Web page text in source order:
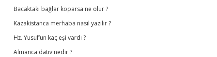
Bacaktaki bağlar koparsa ne olur ?
Kazakistanca merhaba nasıl yazılır ?
Hz. Yusuf’un kaç eşi vardı ?
Almanca dativ nedir ?